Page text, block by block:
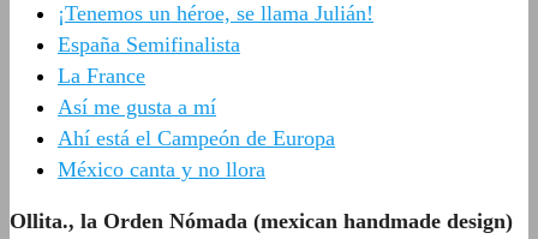
¡Tenemos un héroe, se llama Julián!
España Semifinalista
La France
Así me gusta a mí
Ahí está el Campeón de Europa
México canta y no llora
Ollita., la Orden Nómada (mexican handmade design)